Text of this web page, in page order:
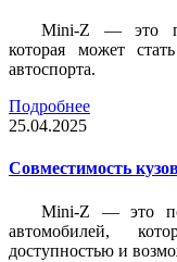
Mini-Z — это
которая может
автоспорта.
Подробнее
25.04.2025
Совместимость
Mini-Z — это
автомобилей,
доступностью и